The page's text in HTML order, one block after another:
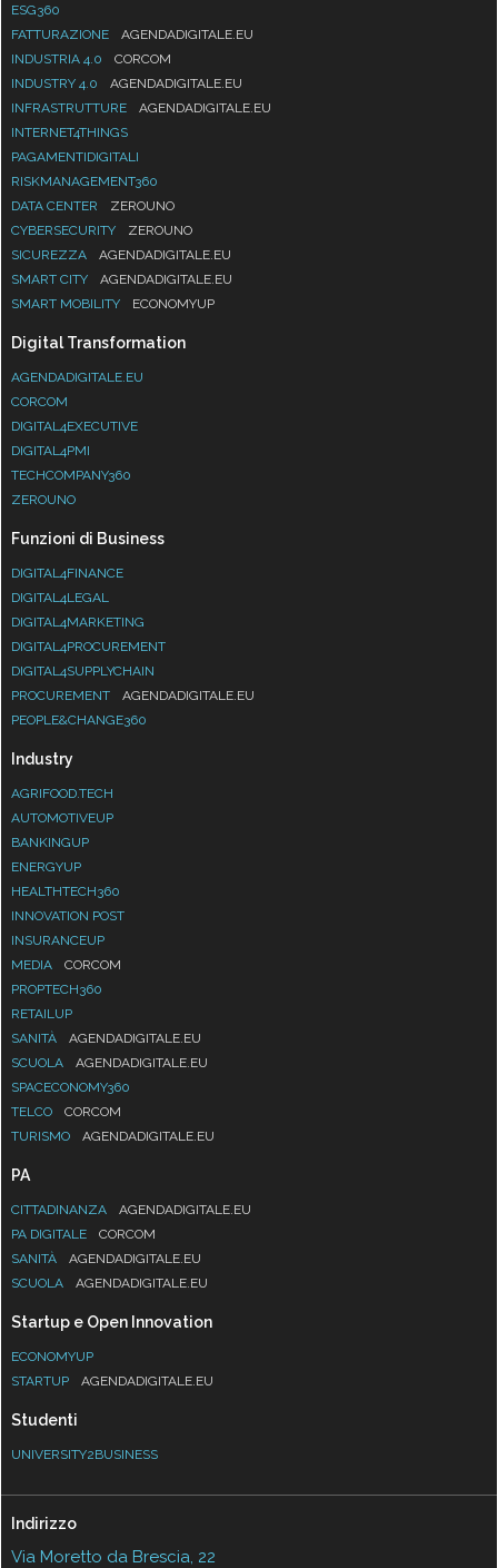
ESG360
FATTURAZIONE
AGENDADIGITALE.EU
INDUSTRIA 4.0
CORCOM
INDUSTRY 4.0
AGENDADIGITALE.EU
INFRASTRUTTURE
AGENDADIGITALE.EU
INTERNET4THINGS
PAGAMENTIDIGITALI
RISKMANAGEMENT360
DATA CENTER
ZEROUNO
CYBERSECURITY
ZEROUNO
SICUREZZA
AGENDADIGITALE.EU
SMART CITY
AGENDADIGITALE.EU
SMART MOBILITY
ECONOMYUP
Digital Transformation
AGENDADIGITALE.EU
CORCOM
DIGITAL4EXECUTIVE
DIGITAL4PMI
TECHCOMPANY360
ZEROUNO
Funzioni di Business
DIGITAL4FINANCE
DIGITAL4LEGAL
DIGITAL4MARKETING
DIGITAL4PROCUREMENT
DIGITAL4SUPPLYCHAIN
PROCUREMENT
AGENDADIGITALE.EU
PEOPLE&CHANGE360
Industry
AGRIFOOD.TECH
AUTOMOTIVEUP
BANKINGUP
ENERGYUP
HEALTHTECH360
INNOVATION POST
INSURANCEUP
MEDIA
CORCOM
PROPTECH360
RETAILUP
SANITÀ
AGENDADIGITALE.EU
SCUOLA
AGENDADIGITALE.EU
SPACECONOMY360
TELCO
CORCOM
TURISMO
AGENDADIGITALE.EU
PA
CITTADINANZA
AGENDADIGITALE.EU
PA DIGITALE
CORCOM
SANITÀ
AGENDADIGITALE.EU
SCUOLA
AGENDADIGITALE.EU
Startup e Open Innovation
ECONOMYUP
STARTUP
AGENDADIGITALE.EU
Studenti
UNIVERSITY2BUSINESS
Indirizzo
Via Moretto da Brescia, 22